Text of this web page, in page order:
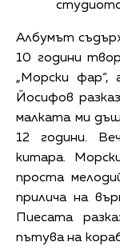
Албумът
10 години
„Морски фар“,
Йосифов
малката ми
12 години.
китара.
проста
прилича на
Пиесата
пътува на